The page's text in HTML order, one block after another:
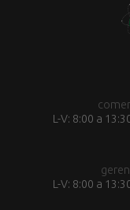
L-V: 8:00 a
L-V: 8:00 a